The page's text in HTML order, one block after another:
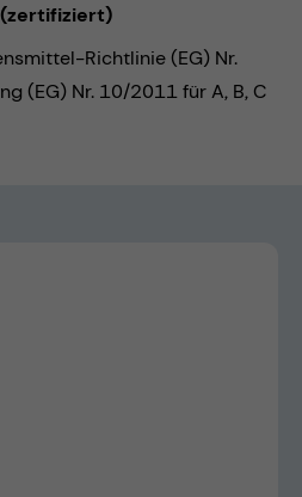
Richtlinie (EG) Nr.
(EG) Nr. 10/2011 für A, B, C